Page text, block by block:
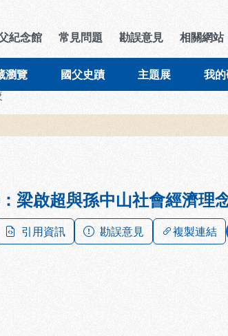
導覽列區塊
紀念館 常見問題 勘誤意見 相關網站
瀏覽 國父史蹟 主題展 我
梁啟超與孫中山社會經濟理
引用資訊 勘誤意見 複製連結